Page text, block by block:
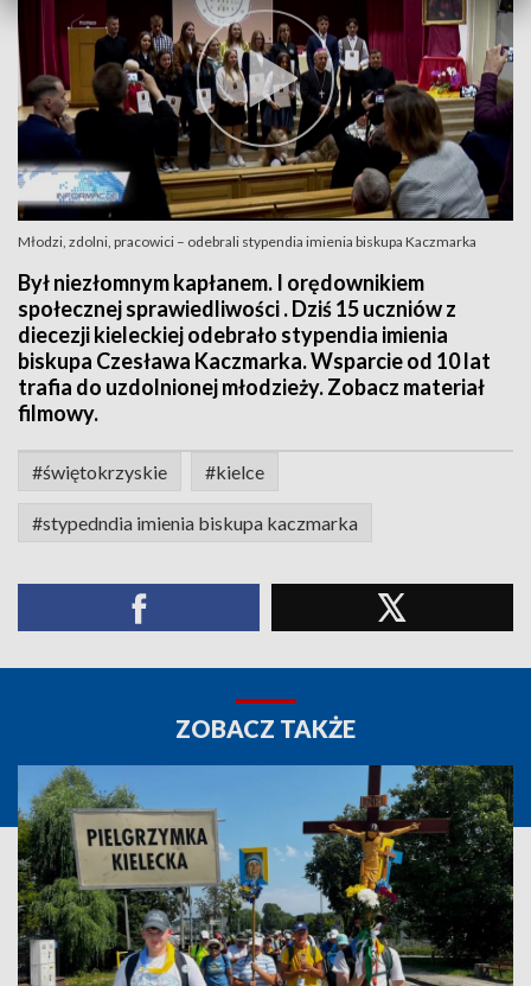
Młodzi, zdolni, pracowici – odebrali stypendia imienia biskupa Kaczmarka
Był niezłomnym kapłanem. I orędownikiem
społecznej sprawiedliwości . Dziś 15 uczniów z
diecezji kieleckiej odebrało stypendia imienia
biskupa Czesława Kaczmarka. Wsparcie od 10 lat
trafia do uzdolnionej młodzieży. Zobacz materiał
filmowy.
#świętokrzyskie #kielce
#stypedndia imienia biskupa kaczmarka
ZOBACZ TAKŻE